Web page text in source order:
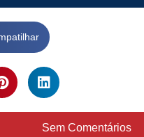
Sem Comentários